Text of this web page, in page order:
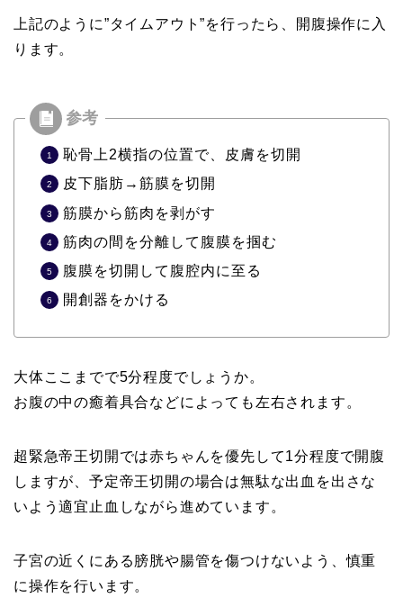
上記のように”タイムアウト”を行ったら、開腹操作に入
ります。
恥骨上2横指の位置で、皮膚を切開
皮下脂肪→筋膜を切開
筋膜から筋肉を剥がす
筋肉の間を分離して腹膜を掴む
腹膜を切開して腹腔内に至る
開創器をかける
大体ここまでで5分程度でしょうか。
お腹の中の癒着具合などによっても左右されます。
超緊急帝王切開では赤ちゃんを優先して1分程度で開腹
しますが、予定帝王切開の場合は無駄な出血を出さな
いよう適宜止血しながら進めています。
子宮の近くにある膀胱や腸管を傷つけないよう、慎重
に操作を行います。